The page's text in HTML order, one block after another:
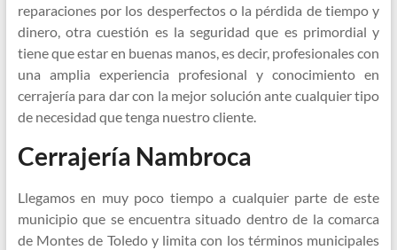
reparaciones por los desperfectos o la pérdida de tiempo y
dinero, otra cuestión es la seguridad que es primordial y
tiene que estar en buenas manos, es decir, profesionales con
una amplia experiencia profesional y conocimiento en
cerrajería para dar con la mejor solución ante cualquier tipo
de necesidad que tenga nuestro cliente.
Cerrajería Nambroca
Llegamos en muy poco tiempo a cualquier parte de este
municipio que se encuentra situado dentro de la comarca
de Montes de Toledo y limita con los términos municipales